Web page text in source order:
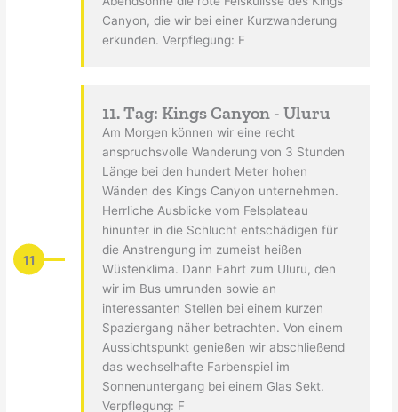
Canyon, die wir bei einer Kurzwanderung
erkunden. Verpflegung: F
11
11. Tag: Kings Canyon - Uluru
Am Morgen können wir eine recht
anspruchsvolle Wanderung von 3 Stunden
Länge bei den hundert Meter hohen
Wänden des Kings Canyon unternehmen.
Herrliche Ausblicke vom Felsplateau
hinunter in die Schlucht entschädigen für
die Anstrengung im zumeist heißen
Wüstenklima. Dann Fahrt zum Uluru, den
wir im Bus umrunden sowie an
interessanten Stellen bei einem kurzen
Spaziergang näher betrachten. Von einem
Aussichtspunkt genießen wir abschließend
das wechselhafte Farbenspiel im
Sonnenuntergang bei einem Glas Sekt.
Verpflegung: F